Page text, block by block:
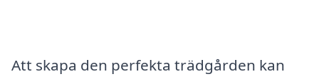
Att skapa den perfekta trädgården kan